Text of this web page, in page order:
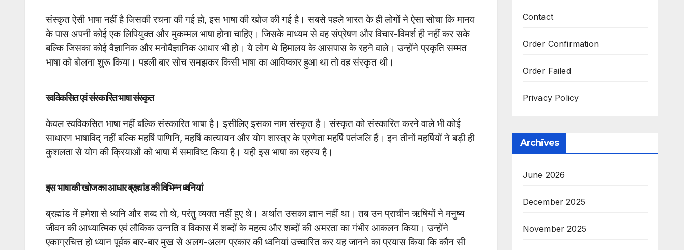
संस्कृत ऐसी भाषा नहीं है जिसकी रचना की गई हो, इस भाषा की खोज की गई है। सबसे पहले भारत के ही लोगों ने ऐसा सोचा कि मानव
के पास अपनी कोई एक लिपियुक्त और मुकम्मल भाषा होना चाहिए। जिसके माध्यम से वह संप्रेषण और विचार-विमर्श ही नहीं कर सके
बल्कि जिसका कोई वैज्ञानिक और मनोवैज्ञानिक आधार भी हो। ये लोग थे हिमालय के आसपास के रहने वाले। उन्होंने प्रकृति सम्मत
भाषा को बोलना शुरू किया। पहली बार सोच समझकर किसी भाषा का आविष्कार हुआ था तो वह संस्कृत थी।
स्वविकसित एवं संस्कारित भाषा संस्कृत
केवल स्वविकसित भाषा नहीं बल्कि संस्कारित भाषा है। इसीलिए इसका नाम संस्कृत है। संस्कृत को संस्कारित करने वाले भी कोई
साधारण भाषाविद् नहीं बल्कि महर्षि पाणिनि, महर्षि कात्यायन और योग शास्त्र के प्रणेता महर्षि पतंजलि हैं। इन तीनों महर्षियों ने बड़ी ही
कुशलता से योग की क्रियाओं को भाषा में समाविष्ट किया है। यही इस भाषा का रहस्य है।
इस भाषा की खोज का आधार ब्रह्मांड की विभिन्न ध्वनियां
ब्रह्मांड में हमेशा से ध्वनि और शब्द तो थे, परंतु व्यक्त नहीं हुए थे। अर्थात उसका ज्ञान नहीं था। तब उन प्राचीन ऋषियों ने मनुष्य
जीवन की आध्यात्मिक एवं लौकिक उन्नति व विकास में शब्दों के महत्व और शब्दों की अमरता का गंभीर आकलन किया। उन्होंने
एकाग्रचित्त हो ध्यान पूर्वक बार-बार मुख से अलग-अलग प्रकार की ध्वनियां उच्चारित कर यह जानने का प्रयास किया कि कौन सी
Contact
Order Confirmation
Order Failed
Privacy Policy
Archives
June 2026
December 2025
November 2025